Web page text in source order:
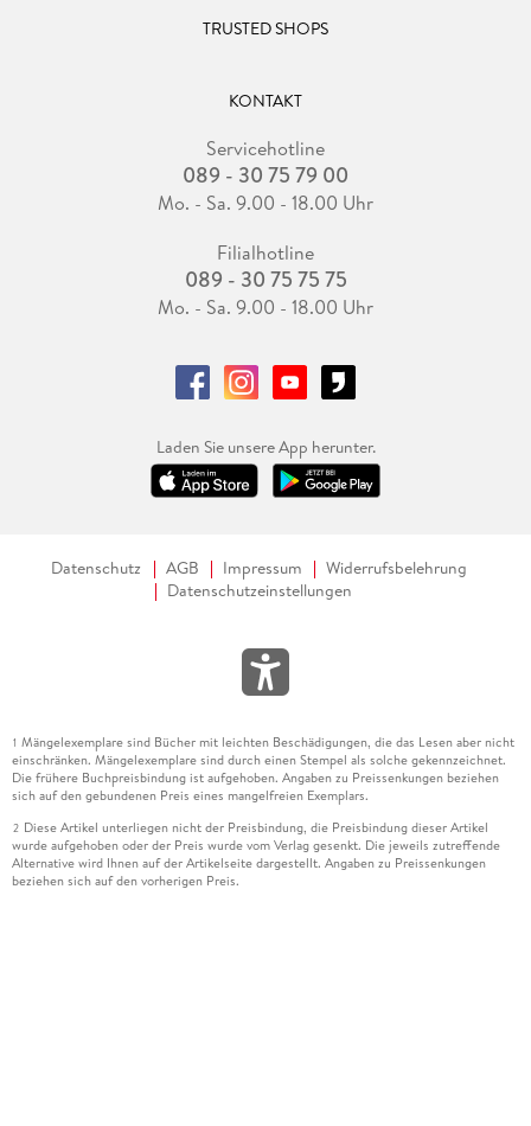
TRUSTED SHOPS
KONTAKT
Servicehotline
089 - 30 75 79 00
Mo. - Sa. 9.00 - 18.00 Uhr
Filialhotline
089 - 30 75 75 75
Mo. - Sa. 9.00 - 18.00 Uhr
Laden Sie unsere App herunter.
Datenschutz AGB Impressum
Widerrufsbelehrung
Datenschutzeinstellungen
1 Mängelexemplare sind Bücher mit leichten Beschädigungen, die das Lesen aber nicht
einschränken. Mängelexemplare sind durch einen Stempel als solche gekennzeichnet.
Die frühere Buchpreisbindung ist aufgehoben. Angaben zu Preissenkungen beziehen
sich auf den gebundenen Preis eines mangelfreien Exemplars.
2 Diese Artikel unterliegen nicht der Preisbindung, die Preisbindung dieser Artikel
wurde aufgehoben oder der Preis wurde vom Verlag gesenkt. Die jeweils zutreffende
Alternative wird Ihnen auf der Artikelseite dargestellt. Angaben zu Preissenkungen
beziehen sich auf den vorherigen Preis.